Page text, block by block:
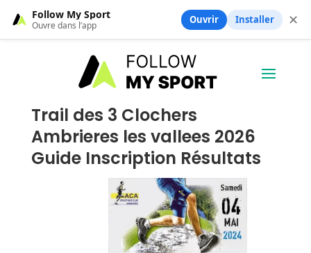
Trail des 3 Clochers
Ambrieres les vallees 2026
Guide Inscription Résultats
Follow My Sport
Ouvre dans l’app Ouvrir Installer ✕